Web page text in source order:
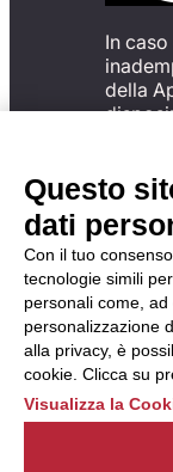
In caso
della
una
Questo
dati
Con il tuo
tecnologie simili
personali come,
personalizzazione
alla privacy, è
cookie. Clicca su
Visualizza la